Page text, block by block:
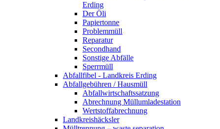
Erding
Der Öli
Papiertonne
Problemmüll
Reparatur
Secondhand
Sonstige Abfälle
Sperrmüll
Abfallfibel - Landkreis Erding
Abfallgebühren / Hausmüll
Abfallwirtschaftssatzung
Abrechnung Müllumladestation
Wertstoffabrechnung
Landkreishäcksler